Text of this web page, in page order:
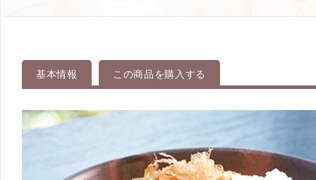
基本情報 この商品を購入する